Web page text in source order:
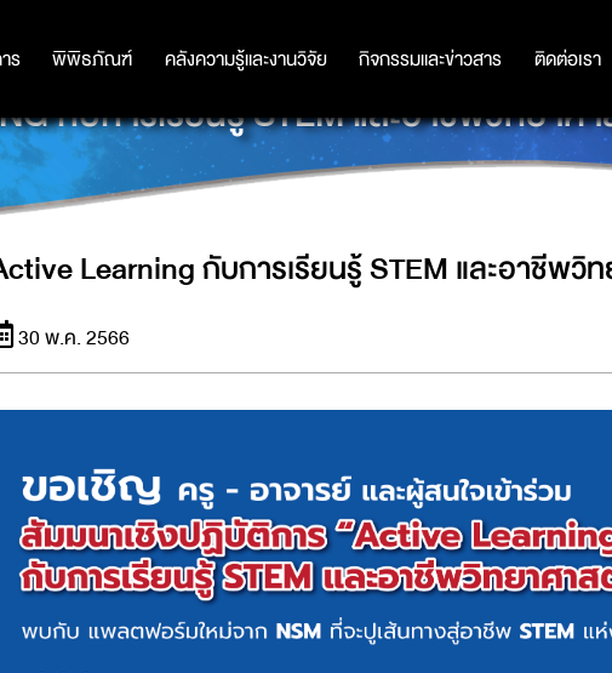
ร พิพิธภัณฑ์ คลังความรู้และงานวิจัย กิจกรรมและข่าวสาร ติดต่อเรา
ร พิพิธภัณฑ์ คลังความรู้และงานวิจัย กิจกรรมและข่าวสาร ติดต่อเรา
กับการเรียนรู้ STEM และอาชีพวิทยาศ
Learning กับการเรียนรู้ STEM และอาชีพวิ
30 พ.ค. 2566